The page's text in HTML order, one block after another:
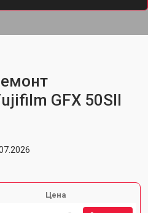
GFX 50SII
Цена